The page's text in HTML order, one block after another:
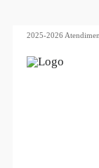
2025-2026